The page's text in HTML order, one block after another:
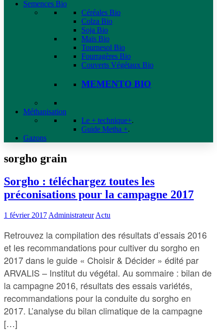
Semences Bio
Céréales Bio
Colza Bio
Soja Bio
Maïs Bio
Tournesol Bio
Fourragères Bio
Couverts Végétaux Bio
MEMENTO BIO
Méthanisation
Le + technique+.
Guide Metha +.
Gazons
sorgho grain
Sorgho : téléchargez toutes les
préconisations pour la campagne 2017
1 février 2017 Administrateur Actu
Retrouvez la compilation des résultats d’essais 2016
et les recommandations pour cultiver du sorgho en
2017 dans le guide « Choisir & Décider » édité par
ARVALIS – Institut du végétal. Au sommaire : bilan de
la campagne 2016, résultats des essais variétés,
recommandations pour la conduite du sorgho en
2017. L’analyse du bilan climatique de la campagne
[…]